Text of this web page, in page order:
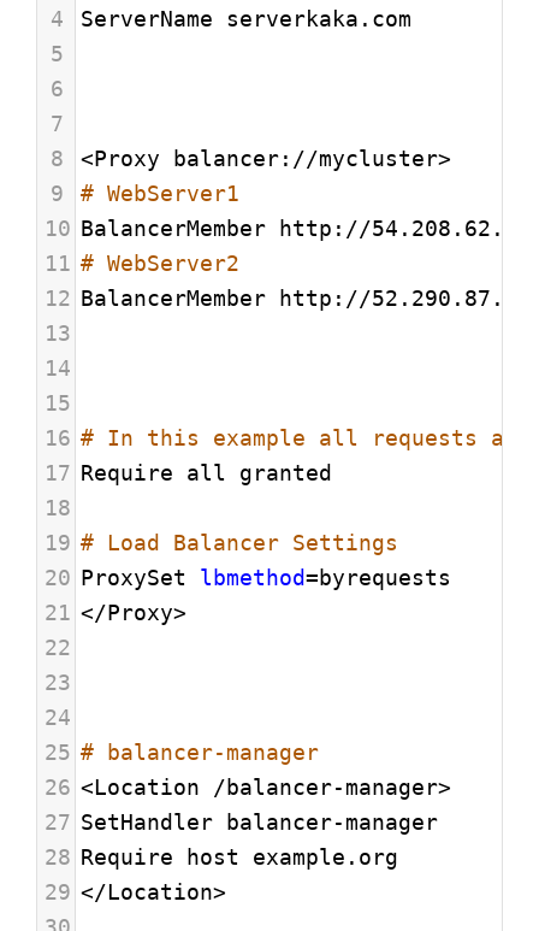
4
ServerName serverkaka.com
5
6
7
8
<Proxy balancer://mycluster>
9
# WebServer1
10 BalancerMember http://
11 # WebServer2
12 BalancerMember http://
13
14
15
16 # In this example all requests are
17 Require all granted
18
19 # Load Balancer Settings
20 ProxySet lbmethod=byrequests
21 </Proxy>
22
23
24
25 # balancer-manager
26 <Location /balancer-manager>
27 SetHandler balancer-manager
28 Require host example.org
29 </Location>